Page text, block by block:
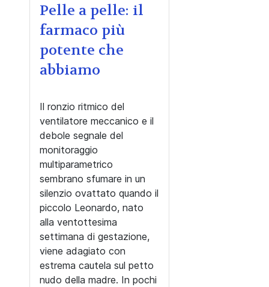
Pelle a pelle: il
farmaco più
potente che
abbiamo
Il ronzio ritmico del
ventilatore meccanico e il
debole segnale del
monitoraggio
multiparametrico
sembrano sfumare in un
silenzio ovattato quando il
piccolo Leonardo, nato
alla ventottesima
settimana di gestazione,
viene adagiato con
estrema cautela sul petto
nudo della madre. In pochi